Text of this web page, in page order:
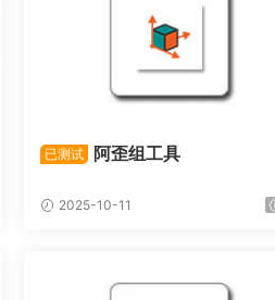
已测试 阿歪组工具
2025-10-11